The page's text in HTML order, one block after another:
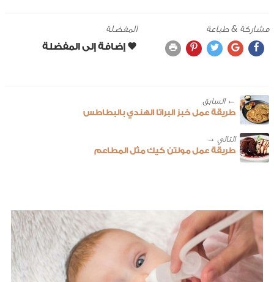
مشاركة & طباعة المفضلة
← ‎السابق
طريقة عمل خبز البراتا الهندي بالبطاطس
طريقة عمل مولتن كيك مثل المطاعم